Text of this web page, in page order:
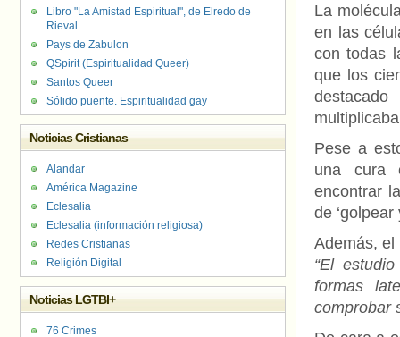
La
en las
con todas
que los
Pese a
una cura
encontrar
de
Además, el
“El
formas
comprobar
Libro "La Amistad Espiritual", de Elredo de
Rieval.
Pays de Zabulon
QSpirit (Espiritualidad Queer)
Santos Queer
Sólido puente. Espiritualidad gay
Noticias Cristianas
Alandar
América Magazine
Eclesalia
Eclesalia (información religiosa)
Redes Cristianas
Religión Digital
Noticias LGTBI+
76 Crimes